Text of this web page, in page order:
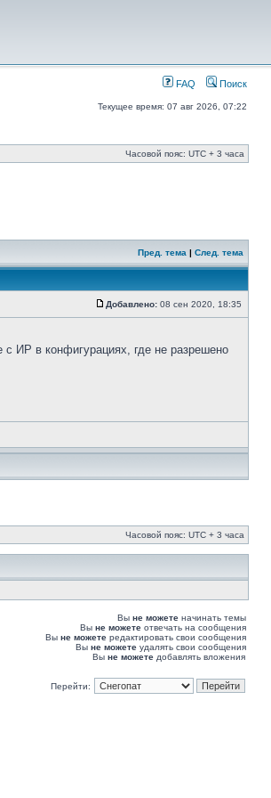
FAQ Поиск
Текущее время: 07 авг 2026, 07:22
Часовой пояс: UTC + 3 часа
Пред. тема | След. тема
Добавлено: 08 сен 2020, 18:35
с ИР в конфигурациях, где не разрешено
Часовой пояс: UTC + 3 часа
Вы не можете начинать темы
Вы не можете отвечать на сообщения
Вы не можете редактировать свои сообщения
Вы не можете удалять свои сообщения
Вы не можете добавлять вложения
Перейти: